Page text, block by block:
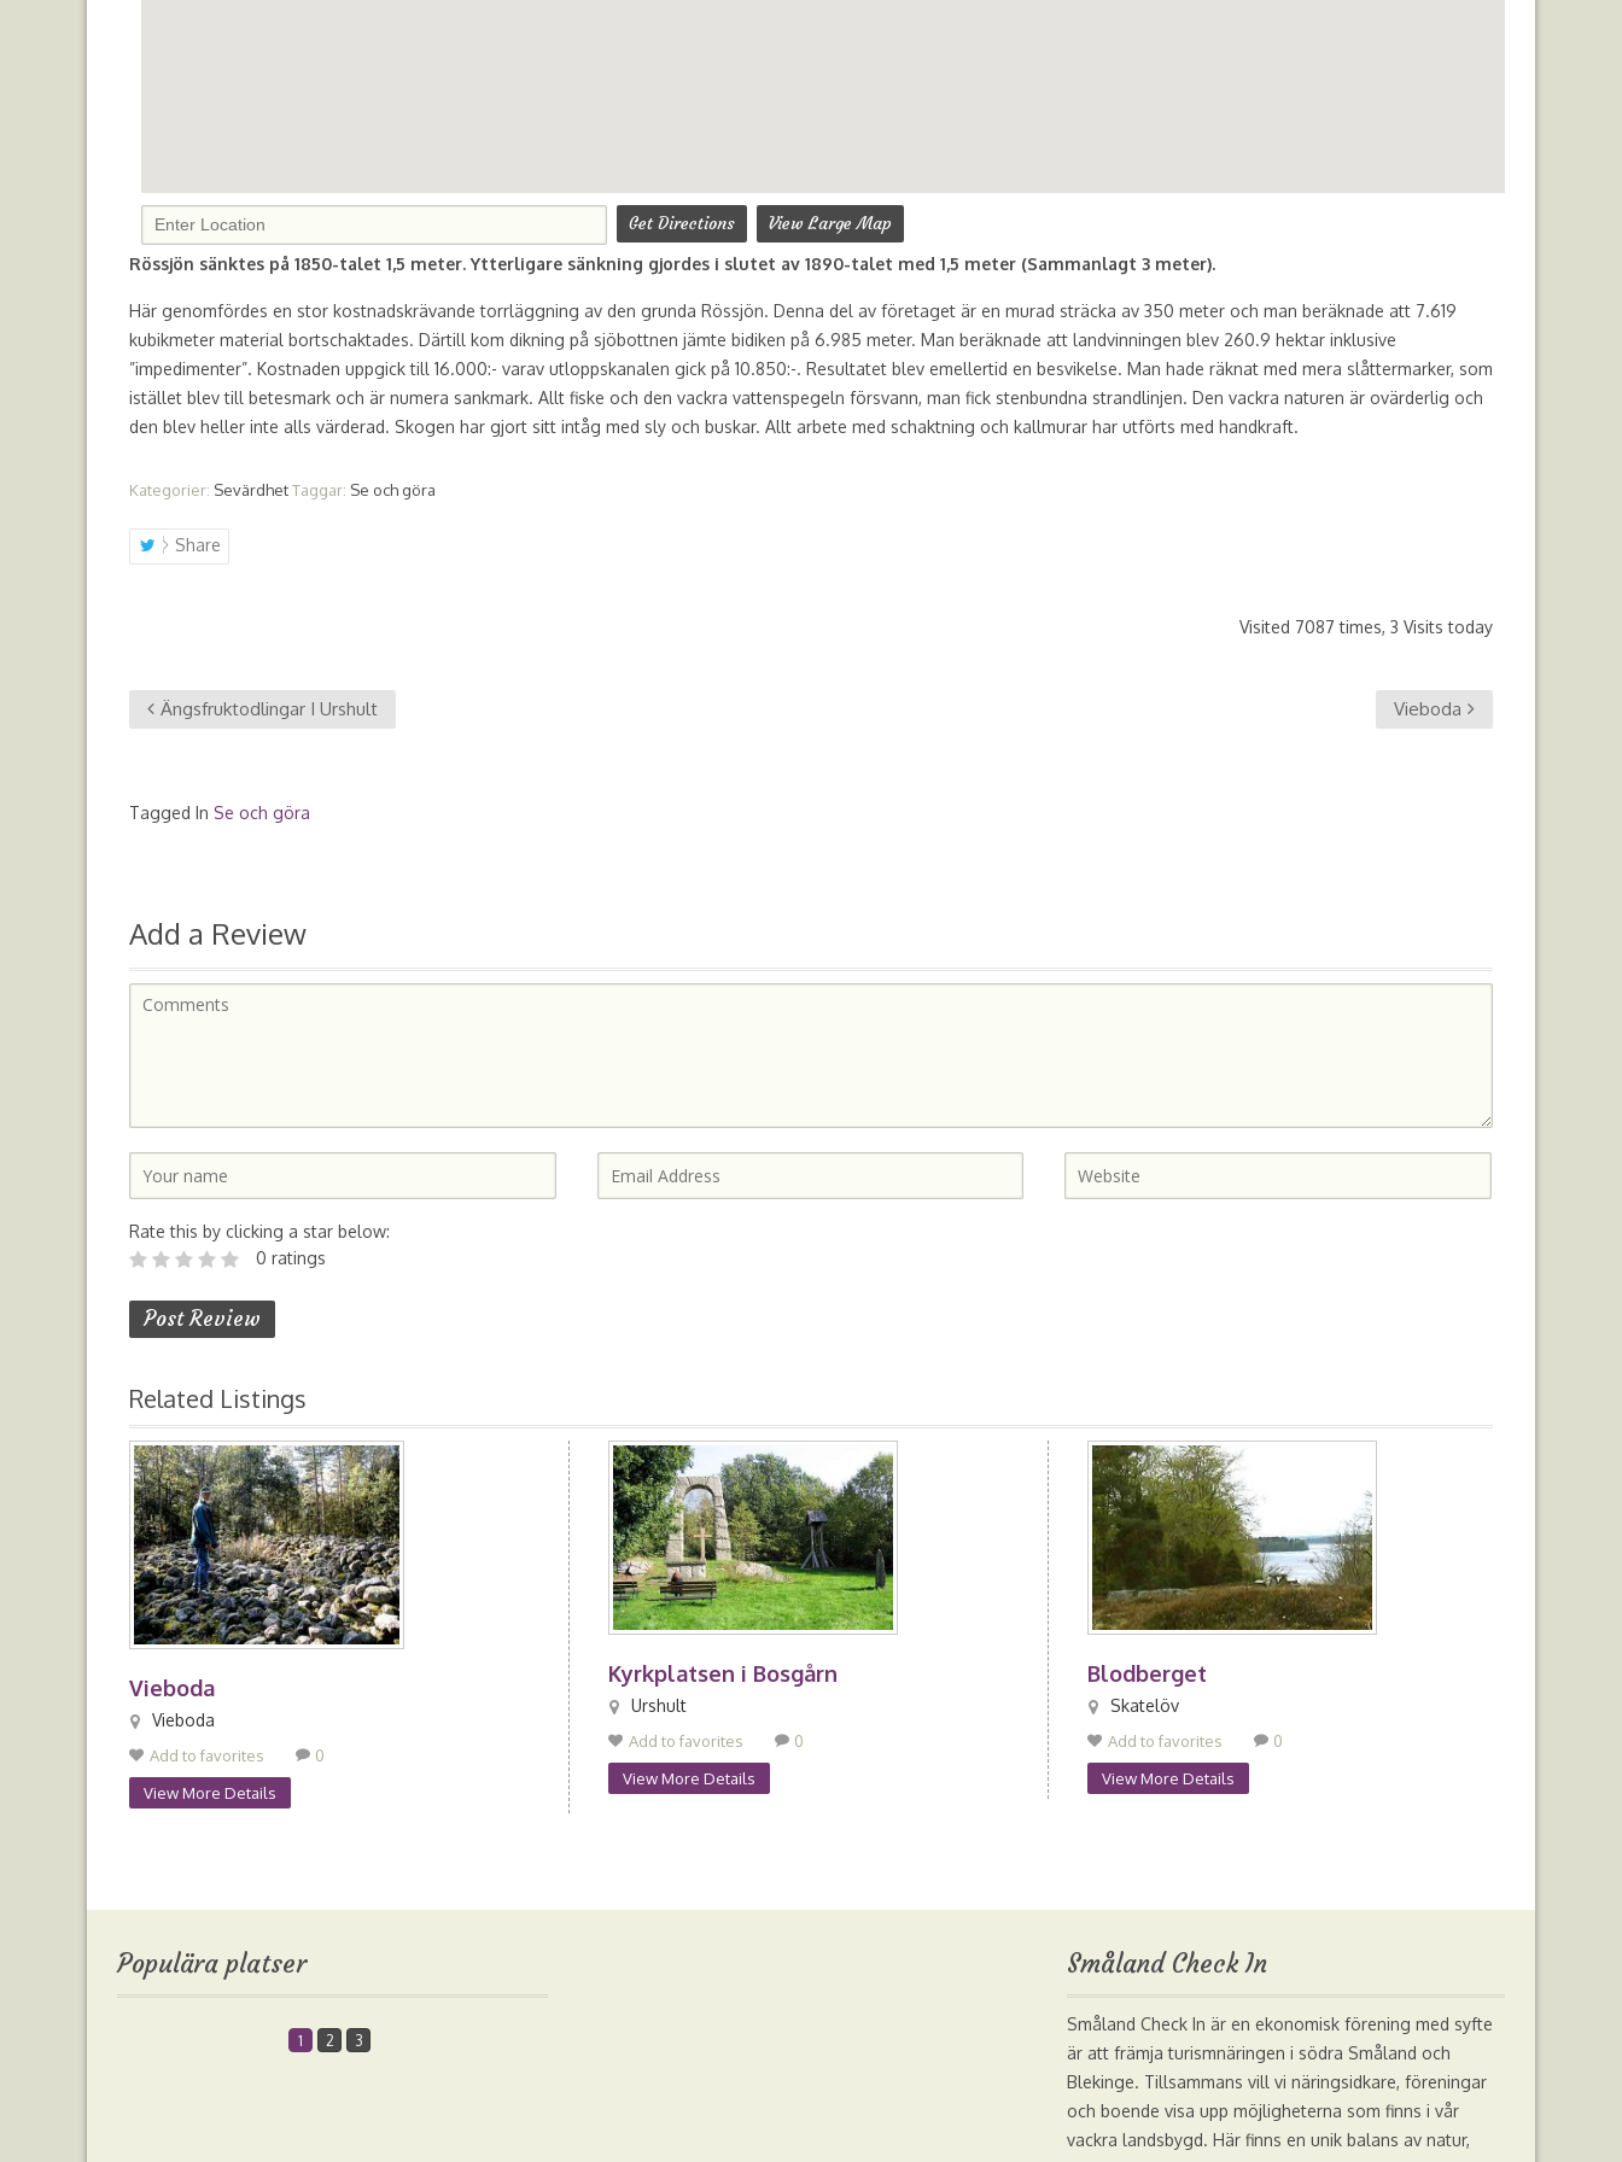
Get Directions View Large Map
Rössjön sänktes på 1850-talet 1,5 meter. Ytterligare sänkning gjordes i slutet av 1890-talet med 1,5 meter (Sammanlagt 3 meter).
Här genomfördes en stor kostnadskrävande torrläggning av den grunda Rössjön. Denna del av företaget är en murad sträcka av 350 meter och man beräknade att 7.619
kubikmeter material bortschaktades. Därtill kom dikning på sjöbottnen jämte bidiken på 6.985 meter. Man beräknade att landvinningen blev 260.9 hektar inklusive
”impedimenter”. Kostnaden uppgick till 16.000:- varav utloppskanalen gick på 10.850:-. Resultatet blev emellertid en besvikelse. Man hade räknat med mera slåttermarker, som
istället blev till betesmark och är numera sankmark. Allt fiske och den vackra vattenspegeln försvann, man fick stenbundna strandlinjen. Den vackra naturen är ovärderlig och
den blev heller inte alls värderad. Skogen har gjort sitt intåg med sly och buskar. Allt arbete med schaktning och kallmurar har utförts med handkraft.
Kategorier: SevärdhetTaggar: Se och göra
Share
Visited 7087 times, 3 Visits today
Ängsfruktodlingar I Urshult Vieboda
Tagged In Se och göra
Add a Review
Rate this by clicking a star below:
0 ratings
Related Listings
Vieboda
Vieboda
View More Details
Add to favorites 0
Kyrkplatsen i Bosgårn
Urshult
View More Details
Add to favorites 0
Blodberget
Skatelöv
View More Details
Add to favorites 0
Populära platser
1 2 3
Småland Check In
Småland Check In är en ekonomisk förening med syfte
är att främja turismnäringen i södra Småland och
Blekinge. Tillsammans vill vi näringsidkare, föreningar
och boende visa upp möjligheterna som finns i vår
vackra landsbygd. Här finns en unik balans av natur,